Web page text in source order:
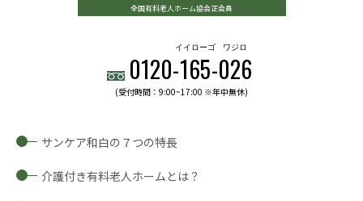
全国有料老人ホーム協会正会員
0120-165
イイローゴ
-026
ワジロ
(受付時間：9:00~17:00 ※年中無休)
サンケア和白の７つの特長
介護付き有料老人ホームとは？